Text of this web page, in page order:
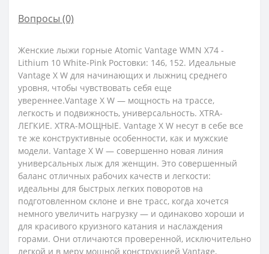
Вопросы (0)
Женские лыжи горные Atomic Vantage WMN X74 -
Lithium 10 White-Pink Ростовки: 146, 152. Идеальные
Vantage X W для начинающих и лыжниц среднего
уровня, чтобы чувствовать себя еще
увереннее.Vantage X W — мощность на трассе,
легкость и подвижность, универсальность. XTRA-
ЛЕГКИЕ. XTRA-МОЩНЫЕ. Vantage X W несут в себе все
те же конструктивные особенности, как и мужские
модели. Vantage X W — совершенно новая линия
универсальных лыж для женщин. Это совершенный
баланс отличных рабочих качеств и легкости:
идеальны для быстрых легких поворотов на
подготовленном склоне и вне трасс, когда хочется
немного увеличить нагрузку — и одинаково хороши и
для красивого круизного катания и наслаждения
горами. Они отличаются проверенной, исключительно
легкой и в меру мощной конструкцией Vantage,